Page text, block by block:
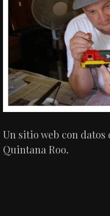
Un sitio web con
Quintana Roo.